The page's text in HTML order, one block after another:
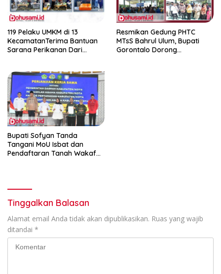
119 Pelaku UMKM di 13
KecamatanTerima Bantuan
Sarana Perikanan Dari
Resmikan Gedung PHTC
MTsS Bahrul Ulum, Bupati
Gorontalo Dorong
Bupati Sofyan Tanda
Tangani MoU Isbat dan
Pendaftaran Tanah Wakaf
Tinggalkan Balasan
Alamat email Anda tidak akan dipublikasikan. Ruas yang wajib
ditandai *